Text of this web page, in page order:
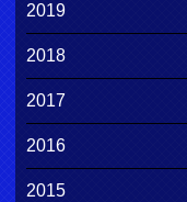
2019
2018
2017
2016
2015